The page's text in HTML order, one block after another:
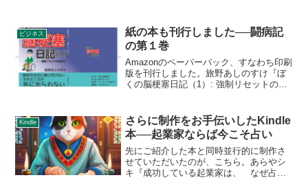
ビジネス
紙の本も刊行しました──闘病記
の第１巻
Amazonのペーパーバック、すなわち印刷
版を刊行しました。旅野あしのすけ『ぼ
くの脳梗塞日記（1）: 強制リセットの始
ーズの第1巻を、AmazonのPOD（プリ
ン...
Kindle
さらに制作をお手伝いしたKindle
本──起業家ならば今こそ占い
先にご紹介した本と同時並行的に制作さ
せていただいたのが、こちら。あらやシ
キ『成功している起業家は、 なぜ占い